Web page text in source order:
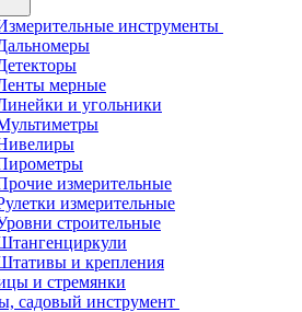
инструменты
мерные
и угольники
измерительные
измерительные
строительные
и крепления
и стремянки
садовый инструмент